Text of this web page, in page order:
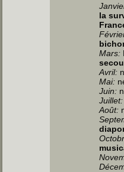
la
Mars:
Avril:
Mai:
Juin:
Juillet:
Août: